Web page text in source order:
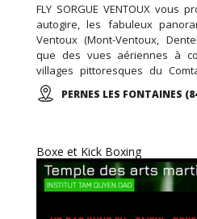
FLY SORGUE VENTOUX vous
autogire, les fabuleux
Ventoux (Mont-Ventoux,
que des vues aériennes à
villages pittoresques du
Venise, Le-Barroux, Bédoin,
Monts-de-Vaucluse (Blauvac,
PERNES LES FONTAINES
Boxe et Kick Boxing